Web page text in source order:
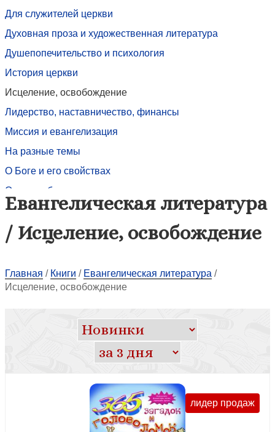
Для служителей церкви
Духовная проза и художественная литература
Душепопечительство и психология
История церкви
Исцеление, освобождение
Лидерство, наставничество, финансы
Миссия и евангелизация
На разные темы
О Боге и его свойствах
О вере и благодати
О церкви
Песенники и нотные сборники
Поэзия
Практическое христианство
Проповеди
Работа с зависимыми
Религиозная философия,этика
Семья, брак, взаимоотношения
Учебные материалы
Чтения на каждый день
Евангелическая литература
/ Исцеление, освобождение
Главная / Книги / Евангелическая литература /
Исцеление, освобождение
лидер продаж